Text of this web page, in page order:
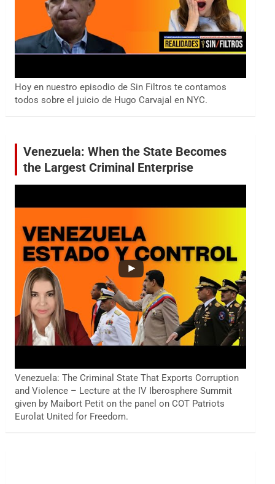
Hoy en nuestro episodio de Sin Filtros te contamos
todos sobre el juicio de Hugo Carvajal en NYC.
Venezuela: When the State Becomes
the Largest Criminal Enterprise
Venezuela: The Criminal State That Exports Corruption
and Violence – Lecture at the IV Iberosphere Summit
given by Maibort Petit on the panel on COT Patriots
Eurolat United for Freedom.